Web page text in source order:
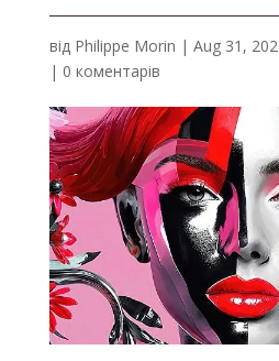
від Philippe Morin | Aug 31,
| 0 коментарів